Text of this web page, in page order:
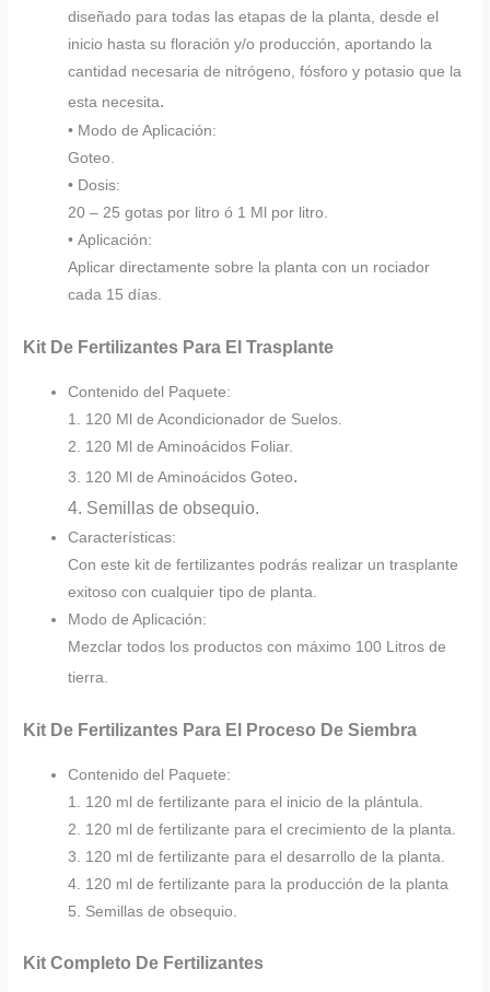
diseñado para todas las etapas de la planta, desde el
inicio hasta su floración y/o producción, aportando la
cantidad necesaria de nitrógeno, fósforo y potasio que la
esta necesita.
• Modo de Aplicación:
Goteo.
• Dosis:
20 – 25 gotas por litro ó 1 Ml por litro.
• Aplicación:
Aplicar directamente sobre la planta con un rociador
cada 15 días.
Kit De Fertilizantes Para El Trasplante
Contenido del Paquete:
1. 120 Ml de Acondicionador de Suelos.
2. 120 Ml de Aminoácidos Foliar.
3. 120 Ml de Aminoácidos Goteo.
4. Semillas de obsequio.
Características:
Con este kit de fertilizantes podrás realizar un trasplante
exitoso con cualquier tipo de planta.
Modo de Aplicación:
Mezclar todos los productos con máximo 100 Litros de
tierra.
Kit De Fertilizantes Para El Proceso De Siembra
Contenido del Paquete:
1. 120 ml de fertilizante para el inicio de la plántula.
2. 120 ml de fertilizante para el crecimiento de la planta.
3. 120 ml de fertilizante para el desarrollo de la planta.
4. 120 ml de fertilizante para la producción de la planta
5. Semillas de obsequio.
Kit Completo De Fertilizantes